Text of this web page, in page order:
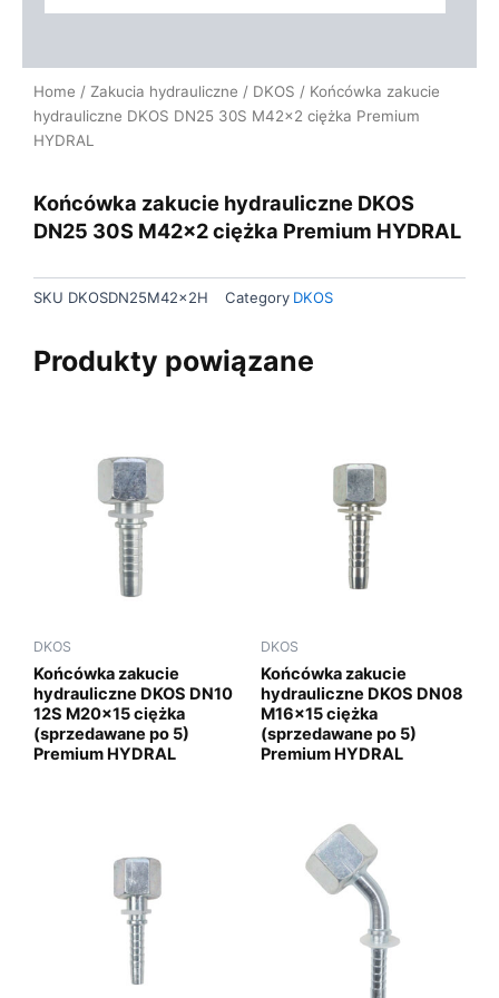
Home / Zakucia hydrauliczne / DKOS / Końcówka zakucie
hydrauliczne DKOS DN25 30S M42x2 ciężka Premium
HYDRAL
Końcówka zakucie hydrauliczne DKOS
DN25 30S M42x2 ciężka Premium HYDRAL
SKU DKOSDN25M42x2H Category DKOS
Produkty powiązane
DKOS
Końcówka zakucie
hydrauliczne DKOS DN10
12S M20x15 ciężka
(sprzedawane po 5)
Premium HYDRAL
DKOS
Końcówka zakucie
hydrauliczne DKOS DN08
M16x15 ciężka
(sprzedawane po 5)
Premium HYDRAL